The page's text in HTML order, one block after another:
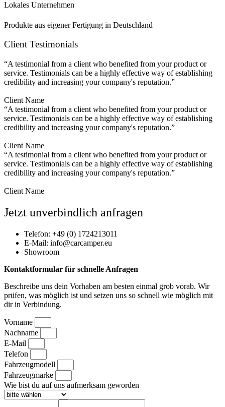
Lokales Unternehmen
Produkte aus eigener Fertigung in Deutschland
Client Testimonials
“A testimonial from a client who benefited from your product or
service. Testimonials can be a highly effective way of establishing
credibility and increasing your company's reputation.”
Client Name
“A testimonial from a client who benefited from your product or
service. Testimonials can be a highly effective way of establishing
credibility and increasing your company's reputation.”
Client Name
“A testimonial from a client who benefited from your product or
service. Testimonials can be a highly effective way of establishing
credibility and increasing your company's reputation.”
Client Name
Jetzt unverbindlich anfragen
Telefon: +49 (0) 1724213011
E-Mail: info@carcamper.eu
Showroom
Kontaktformular für schnelle Anfragen
Beschreibe uns dein Vorhaben am besten einmal grob vorab. Wir
prüfen, was möglich ist und setzen uns so schnell wie möglich mit
dir in Verbindung.
Vorname
Nachname
E-Mail
Telefon
Fahrzeugmodell
Fahrzeugmarke
Wie bist du auf uns aufmerksam geworden